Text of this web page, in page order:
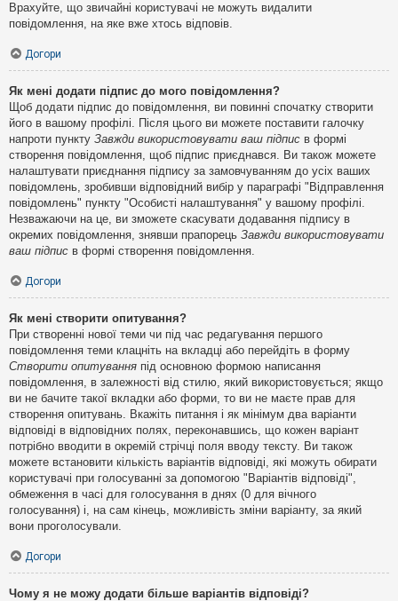
Врахуйте, що звичайні користувачі не можуть видалити
повідомлення, на яке вже хтось відповів.
Догори
Як мені додати підпис до мого повідомлення?
Щоб додати підпис до повідомлення, ви повинні спочатку створити
його в вашому профілі. Після цього ви можете поставити галочку
напроти пункту Завжди використовувати ваш підпис в формі
створення повідомлення, щоб підпис приєднався. Ви також можете
налаштувати приєднання підпису за замовчуванням до усіх ваших
повідомлень, зробивши відповідний вибір у параграфі "Відправлення
повідомлень" пункту "Особисті налаштування" у вашому профілі.
Незважаючи на це, ви зможете скасувати додавання підпису в
окремих повідомлення, знявши прапорець Завжди використовувати
ваш підпис в формі створення повідомлення.
Догори
Як мені створити опитування?
При створенні нової теми чи під час редагування першого
повідомлення теми клацніть на вкладці або перейдіть в форму
Створити опитування під основною формою написання
повідомлення, в залежності від стилю, який використовується; якщо
ви не бачите такої вкладки або форми, то ви не маєте прав для
створення опитувань. Вкажіть питання і як мінімум два варіанти
відповіді в відповідних полях, переконавшись, що кожен варіант
потрібно вводити в окремій стрічці поля вводу тексту. Ви також
можете встановити кількість варіантів відповіді, які можуть обирати
користувачі при голосуванні за допомогою "Варіантів відповіді",
обмеження в часі для голосування в днях (0 для вічного
голосування) і, на сам кінець, можливість зміни варіанту, за який
вони проголосували.
Догори
Чому я не можу додати більше варіантів відповіді?